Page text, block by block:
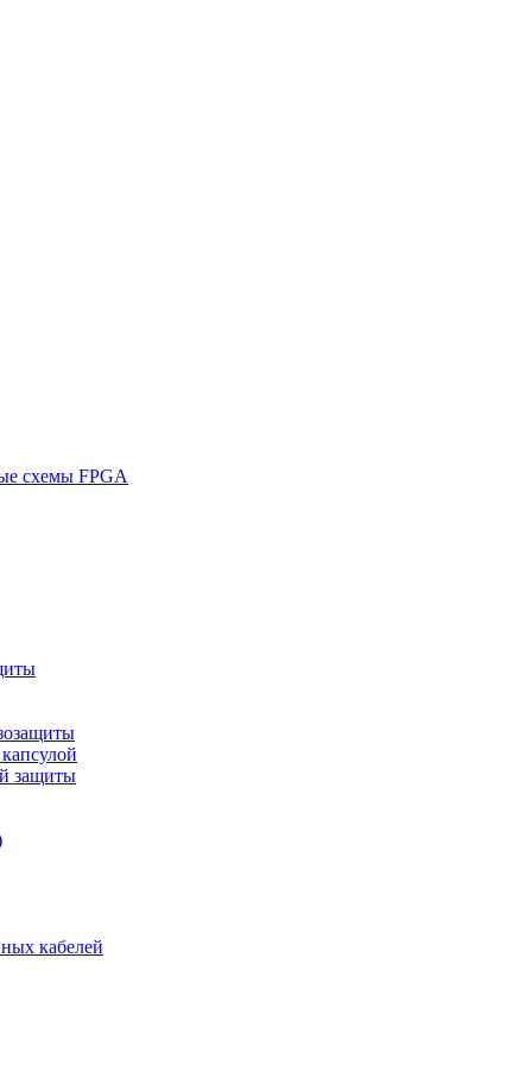
схемы FPGA
защиты
кабелей